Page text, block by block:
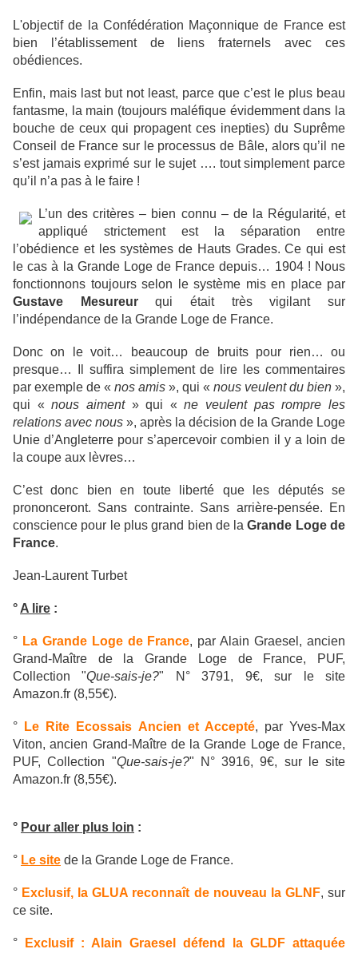
L'objectif de la Confédération Maçonnique de France est
bien l’établissement de liens fraternels avec ces
obédiences.
Enfin, mais last but not least, parce que c’est le plus beau
fantasme, la main (toujours maléfique évidemment dans la
bouche de ceux qui propagent ces inepties) du Suprême
Conseil de France sur le processus de Bâle, alors qu’il ne
s’est jamais exprimé sur le sujet …. tout simplement parce
qu’il n’a pas à le faire !
L’un des critères – bien connu – de la Régularité, et
appliqué strictement est la séparation entre
l’obédience et les systèmes de Hauts Grades. Ce qui est
le cas à la Grande Loge de France depuis… 1904 ! Nous
fonctionnons toujours selon le système mis en place par
Gustave Mesureurqui était très vigilant sur
l’indépendance de la Grande Loge de France.
Donc on le voit… beaucoup de bruits pour rien… ou
presque… Il suffira simplement de lire les commentaires
par exemple de « nos amis », qui « nous veulent du bien »,
qui «nous aiment» qui «ne veulent pas rompre les
relations avec nous », après la décision de la Grande Loge
Unie d’Angleterre pour s’apercevoir combien il y a loin de
la coupe aux lèvres…
C’est donc bien en toute liberté que les députés se
prononceront. Sans contrainte. Sans arrière-pensée. En
conscience pour le plus grand bien de laGrande Loge de
France.
Jean-Laurent Turbet
° A lire :
° La Grande Loge de France, par Alain Graesel, ancien
Grand-Maître de la Grande Loge de France, PUF,
Collection "Que-sais-je?" N° 3791, 9€, sur le site
Amazon.fr (8,55€).
° Le Rite Ecossais Ancien et Accepté, par Yves-Max
Viton, ancien Grand-Maître de la Grande Loge de France,
PUF, Collection "Que-sais-je?" N° 3916, 9€, sur le site
Amazon.fr (8,55€).
° Pour aller plus loin :
° Le site de la Grande Loge de France.
° Exclusif, la GLUA reconnaît de nouveau la GLNF, sur
ce site.
°
Exclusif : Alain Graesel défend la GLDF attaquée